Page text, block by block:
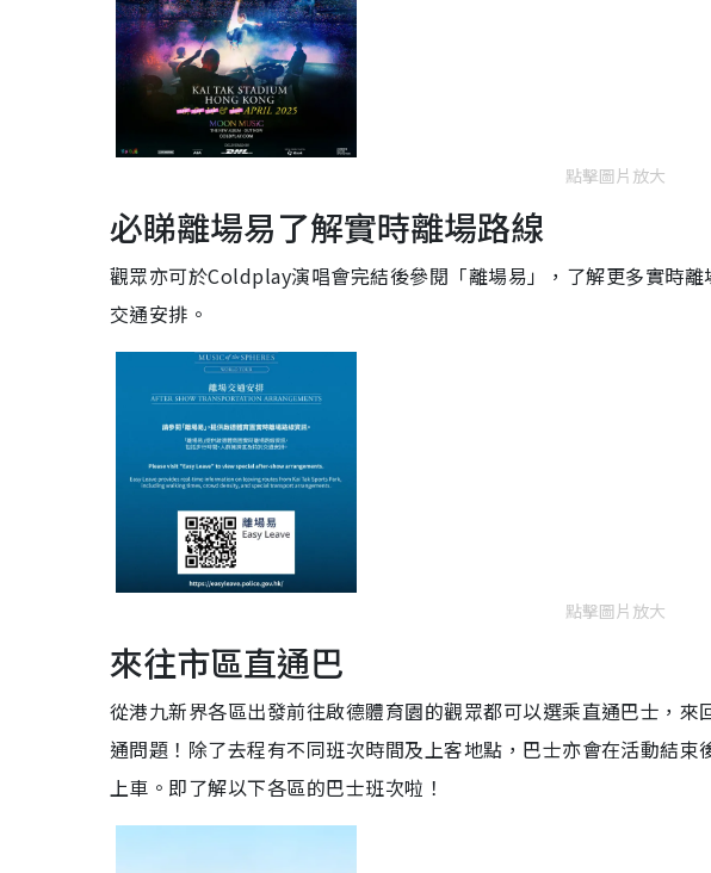
點擊圖片放大
必睇離場易了解實時離場路線
觀眾亦可於Coldplay演唱會完結後參閱「離場易」，了解更多實時
交通安排。
點擊圖片放大
來往市區直通巴
從港九新界各區出發前往啟德體育園的觀眾都可以選乘直通巴士，
通問題！除了去程有不同班次時間及上客地點，巴士亦會在活動結
上車。即了解以下各區的巴士班次啦！